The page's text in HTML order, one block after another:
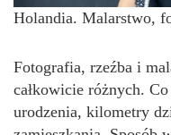
Holandia. Malarstwo,
Fotografia, rzeźba i
całkowicie różnych.
urodzenia, kilometry